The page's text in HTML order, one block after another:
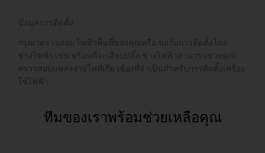
ข้อมูลการติดตั้ง
กรุณาตรวจสอบ ไฟฟ้าพื้นที่ของคุณหรือ ขอรับการติดตั้งโดย
ช่างไฟฟ้า เช่น พร้อมที่จะเสียบปลั๊ก ช่างไฟฟ้าสามารถช่วยคุณ
ตรวจสอบแหล่งจ่ายไฟที่เกี่ยวข้องที่จำเป็นสำหรับการติดตั้งเครื่อง
ใช้ไฟฟ้า
ทีมของเราพร้อมช่วยเหลือคุณ